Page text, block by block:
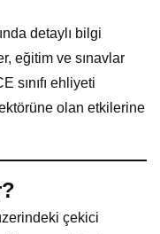
detaylı bilgi
eğitim ve sınavlar
sınıfı ehliyeti
olan etkilerine
çekici